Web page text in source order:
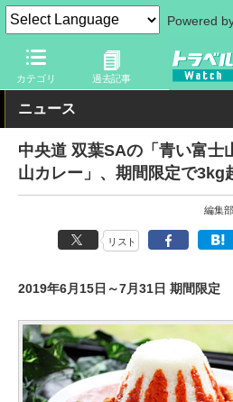
Powered
カテゴリ 過去記事
トラベル Watch 旅の方法 クルマ旅
ニュース
中央道 双葉SAの「青い富士
山カレー」、期間限定で3kg
編集
リスト
2019年6月15日～7月31日 期間限定